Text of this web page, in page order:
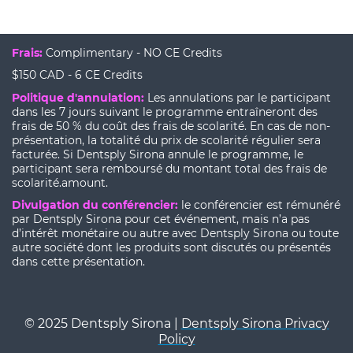
Frais: Complimentary - NO CE Credits
$150 CAD - 6 CE Credits
Politique d'annulation: Les annulations par le participant
dans les 7 jours suivant le programme entraîneront des
frais de 50 % du coût des frais de scolarité. En cas de non-
présentation, la totalité du prix de scolarité régulier sera
facturée. Si Dentsply Sirona annule le programme, le
participant sera remboursé du montant total des frais de
scolarité.amount.
Divulgation du conférencier: le conférencier est rémunéré
par Dentsply Sirona pour cet événement, mais n’a pas
d’intérêt monétaire ou autre avec Dentsply Sirona ou toute
autre société dont les produits sont discutés ou présentés
dans cette présentation.
© 2025 Dentsply Sirona | Dentsply Sirona Privacy
Policy